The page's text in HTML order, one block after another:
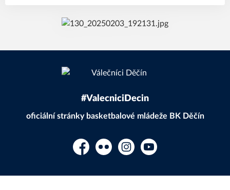
#ValecniciDecin
oficiální stránky basketbalové mládeže BK Děčín
FacebookFlickr InstagramYouTube